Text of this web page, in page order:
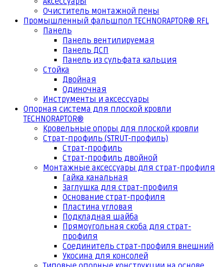
Очиститель монтажной пены
Промышленный фальшпол TECHNORAPTOR® RFL
Панель
Панель вентилируемая
Панель ДСП
Панель из сульфата кальция
Стойка
Двойная
Одиночная
Инструменты и аксессуары
Опорная система для плоской кровли
TECHNORAPTOR®
Кровельные опоры для плоской кровли
Страт-профиль (STRUT-профиль)
Страт-профиль
Страт-профиль двойной
Монтажные аксессуары для страт-профиля
Гайка канальная
Заглушка для страт-профиля
Основание страт-профиля
Пластина угловая
Подкладная шайба
Прямоугольная скоба для страт-
профиля
Соединитель страт-профиля внешний
Укосина для консолей